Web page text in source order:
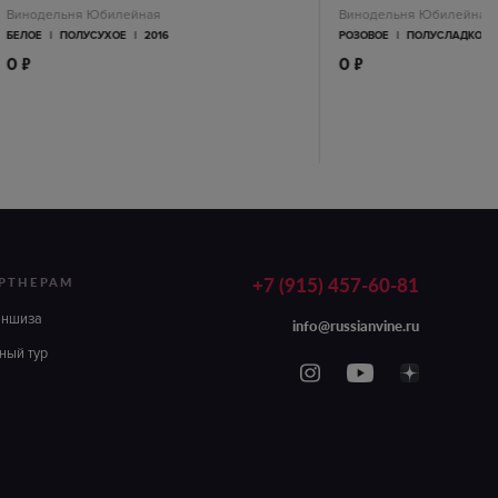
Винодельня Юбилейная
БЕЛОЕ | ПОЛУСУХОЕ | 2016
0 п
Винодельня Юбилейная
РОЗОВОЕ | ПОЛУСЛАДКОЕ
0 п
тур
+7 (915) 457-60-81
info@russianvine.ru